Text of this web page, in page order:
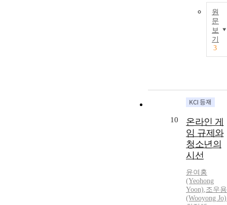
원
문
보
기
3
10
온라인 게
임 규제와
청소년의
시선
윤여홍
(Yeohong
Yoon),조우용
(Wooyong Jo)